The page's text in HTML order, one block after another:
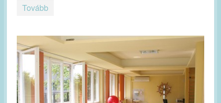
Tovább